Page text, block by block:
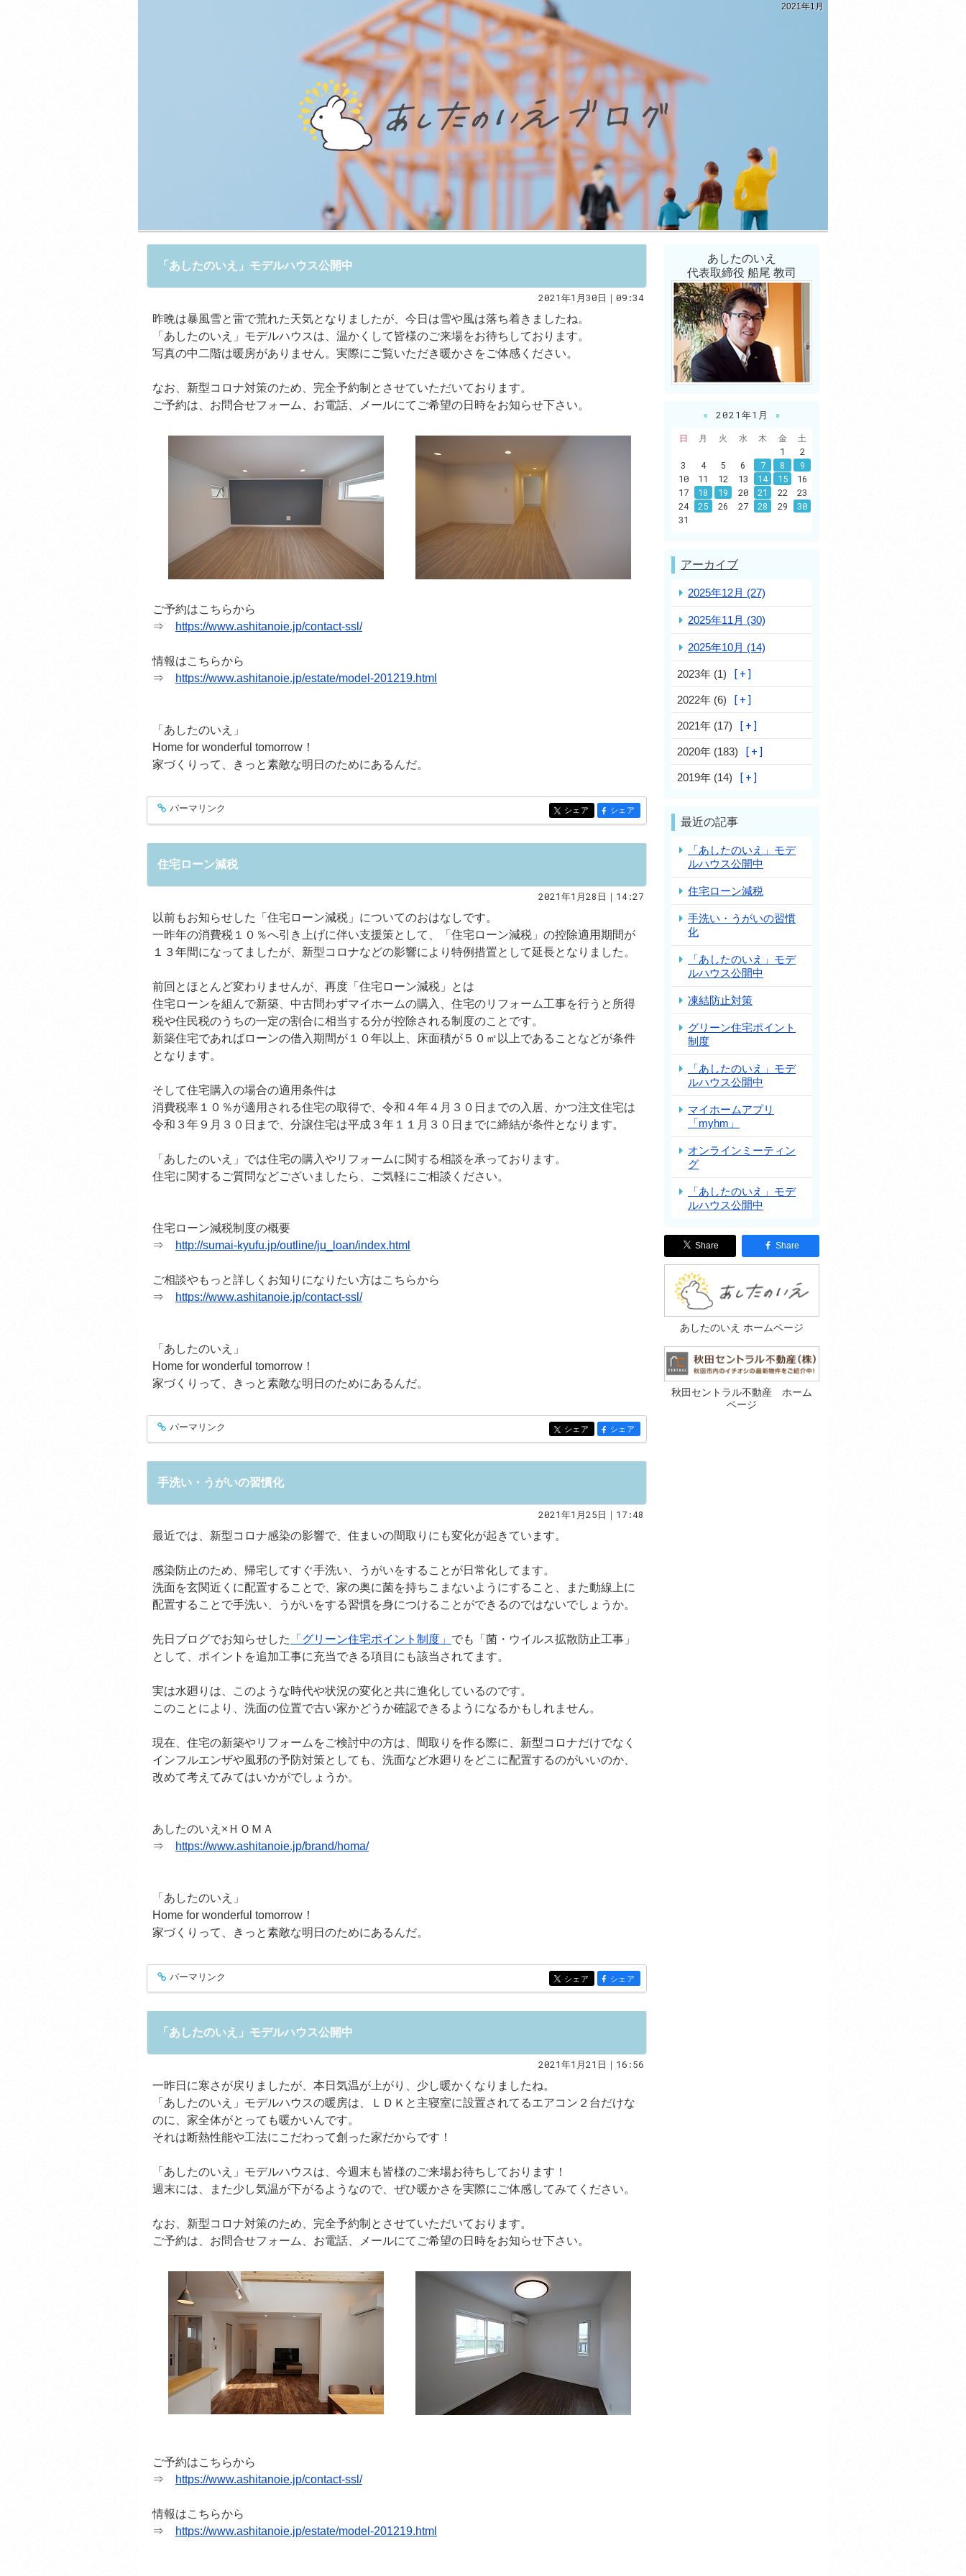
2021年1月
「あしたのいえ」モデルハウス公開中
2021年1月30日｜09:34
昨晩は暴風雪と雷で荒れた天気となりましたが、今日は雪や風は落ち着きましたね。
「あしたのいえ」モデルハウスは、温かくして皆様のご来場をお待ちしております。
写真の中二階は暖房がありません。実際にご覧いただき暖かさをご体感ください。
なお、新型コロナ対策のため、完全予約制とさせていただいております。
ご予約は、お問合せフォーム、お電話、メールにてご希望の日時をお知らせ下さい。
ご予約はこちらから
⇒
https://www.ashitanoie.jp/contact-ssl/
情報はこちらから
⇒
https://www.ashitanoie.jp/estate/model-201219.html
「あしたのいえ」
Home for wonderful tomorrow！
家づくりって、きっと素敵な明日のためにあるんだ。
entry431
パーマリンク entry431
シェア entry431
シェア
住宅ローン減税
2021年1月28日｜14:27
以前もお知らせした「住宅ローン減税」についてのおはなしです。
一昨年の消費税１０％へ引き上げに伴い支援策として、「住宅ローン減税」の控除適用期間が
１３年間になってましたが、新型コロナなどの影響により特例措置として延長となりました。
前回とほとんど変わりませんが、再度「住宅ローン減税」とは
住宅ローンを組んで新築、中古問わずマイホームの購入、住宅のリフォーム工事を行うと所得
税や住民税のうちの一定の割合に相当する分が控除される制度のことです。
新築住宅であればローンの借入期間が１０年以上、床面積が５０㎡以上であることなどが条件
となります。
そして住宅購入の場合の適用条件は
消費税率１０％が適用される住宅の取得で、令和４年４月３０日までの入居、かつ注文住宅は
令和３年９月３０日まで、分譲住宅は平成３年１１月３０日までに締結が条件となります。
「あしたのいえ」では住宅の購入やリフォームに関する相談を承っております。
住宅に関するご質問などございましたら、ご気軽にご相談ください。
住宅ローン減税制度の概要
⇒
http://sumai-kyufu.jp/outline/ju_loan/index.html
ご相談やもっと詳しくお知りになりたい方はこちらから
⇒
https://www.ashitanoie.jp/contact-ssl/
「あしたのいえ」
Home for wonderful tomorrow！
家づくりって、きっと素敵な明日のためにあるんだ。
entry430
パーマリンク entry430
シェア entry430
シェア
手洗い・うがいの習慣化
2021年1月25日｜17:48
最近では、新型コロナ感染の影響で、住まいの間取りにも変化が起きています。
感染防止のため、帰宅してすぐ手洗い、うがいをすることが日常化してます。
洗面を玄関近くに配置することで、家の奥に菌を持ちこまないようにすること、また動線上に
配置することで手洗い、うがいをする習慣を身につけることができるのではないでしょうか。
先日ブログでお知らせした 「グリーン住宅ポイント制度」 でも「菌・ウイルス拡散防止工事」
として、ポイントを追加工事に充当できる項目にも該当されてます。
実は水廻りは、このような時代や状況の変化と共に進化しているのです。
このことにより、洗面の位置で古い家かどうか確認できるようになるかもしれません。
現在、住宅の新築やリフォームをご検討中の方は、間取りを作る際に、新型コロナだけでなく
インフルエンザや風邪の予防対策としても、洗面など水廻りをどこに配置するのがいいのか、
改めて考えてみてはいかがでしょうか。
あしたのいえ×ＨＯＭＡ
⇒
https://www.ashitanoie.jp/brand/homa/
「あしたのいえ」
Home for wonderful tomorrow！
家づくりって、きっと素敵な明日のためにあるんだ。
entry429
パーマリンク entry429
シェア entry429
シェア
「あしたのいえ」モデルハウス公開中
2021年1月21日｜16:56
一昨日に寒さが戻りましたが、本日気温が上がり、少し暖かくなりましたね。
「あしたのいえ」モデルハウスの暖房は、ＬＤＫと主寝室に設置されてるエアコン２台だけな
のに、家全体がとっても暖かいんです。
それは断熱性能や工法にこだわって創った家だからです！
「あしたのいえ」モデルハウスは、今週末も皆様のご来場お待ちしております！
週末には、また少し気温が下がるようなので、ぜひ暖かさを実際にご体感してみてください。
なお、新型コロナ対策のため、完全予約制とさせていただいております。
ご予約は、お問合せフォーム、お電話、メールにてご希望の日時をお知らせ下さい。
ご予約はこちらから
⇒
https://www.ashitanoie.jp/contact-ssl/
情報はこちらから
⇒
https://www.ashitanoie.jp/estate/model-201219.html
あしたのいえ
代表取締役 船尾 教司
« 2021年1月
»
日
月 火 水 木 金
土
1
2
3
4 5 6 7 8
9
10
11 12 13 14 15
16
17
18 19 20 21 22
23
24
25 26 27 28 29
30
31
アーカイブ
2025年12月 (27)
2025年11月 (30)
2025年10月 (14)
2023年 (1)
2022年 (6)
2021年 (17)
2020年 (183)
2019年 (14)
最近の記事
「あしたのいえ」モデ
ルハウス公開中
住宅ローン減税
手洗い・うがいの習慣
化
「あしたのいえ」モデ
ルハウス公開中
凍結防止対策
グリーン住宅ポイント
制度
「あしたのいえ」モデ
ルハウス公開中
マイホームアプリ
「myhm」
オンラインミーティン
グ
「あしたのいえ」モデ
ルハウス公開中
Share Share
あしたのいえ ホームページ
秋田セントラル不動産 ホーム
ページ